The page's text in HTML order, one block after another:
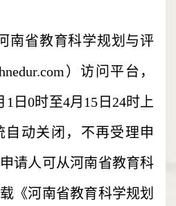
南省教育科学规划与评
）访问平台，
1日0时至4月15日24时上
自动关闭，不再受理申
请人可从河南省教育科
《河南省教育科学规划